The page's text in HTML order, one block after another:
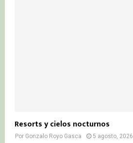
Resorts y cielos nocturnos
Por Gonzalo Royo Gasca 5 agosto, 2026